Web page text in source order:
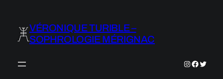
contenu VÉRONIQUE TURIBLE –
SOPHROLOGIE MÉRIGNAC
Instagram
Twitter